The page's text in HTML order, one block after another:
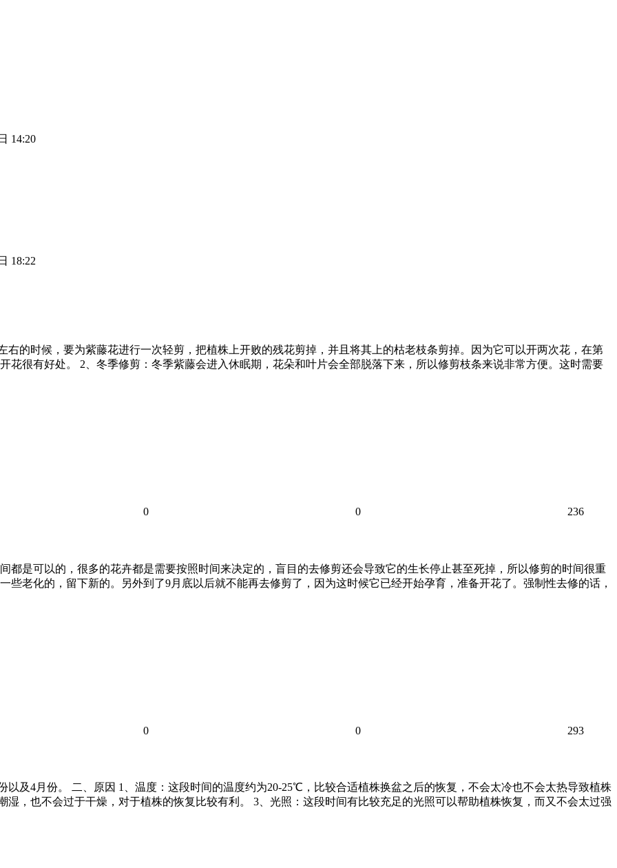
14:20
18:22
右的时候，要为紫藤花进行一次轻剪，把植株上开败的残花剪掉，并且将其上的枯老枝条剪掉。因为它可以开两次花，在第
花很有好处。 2、冬季修剪：冬季紫藤会进入休眠期，花朵和叶片会全部脱落下来，所以修剪枝条来说非常方便。这时需要
0 0 236
都是可以的，很多的花卉都是需要按照时间来决定的，盲目的去修剪还会导致它的生长停止甚至死掉，所以修剪的时间很重
些老化的，留下新的。另外到了9月底以后就不能再去修剪了，因为这时候它已经开始孕育，准备开花了。强制性去修的话，
0 0 293
以及4月份。 二、原因 1、温度：这段时间的温度约为20-25℃，比较合适植株换盆之后的恢复，不会太冷也不会太热导致植株
，也不会过于干燥，对于植株的恢复比较有利。 3、光照：这段时间有比较充足的光照可以帮助植株恢复，而又不会太过强